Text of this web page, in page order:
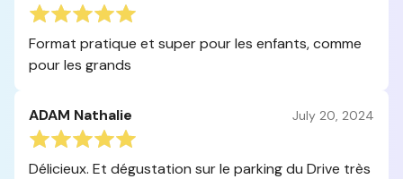
Format pratique et super pour les enfants, comme
pour les grands
ADAM Nathalie July 20, 2024
Délicieux. Et dégustation sur le parking du Drive très